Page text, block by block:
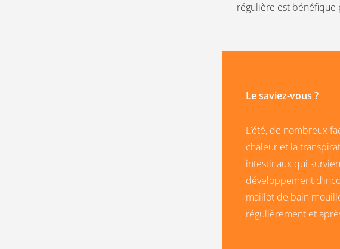
régulière est bénéfique
Le saviez-vous ?
L’été, de nombreux
chaleur et la
intestinaux qui
développement
maillot de bain
régulièrement et